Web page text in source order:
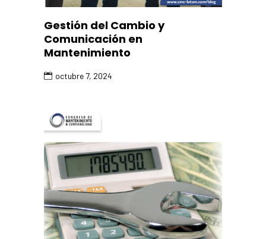
Gestión del Cambio y
Comunicación en
Mantenimiento
octubre 7, 2024